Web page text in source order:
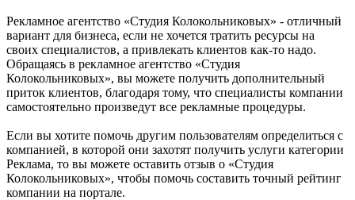
Рекламное агентство «Студия Колокольниковых» - отличный
вариант для бизнеса, если не хочется тратить ресурсы на
своих специалистов, а привлекать клиентов как-то надо.
Обращаясь в рекламное агентство «Студия
Колокольниковых», вы можете получить дополнительный
приток клиентов, благодаря тому, что специалисты компании
самостоятельно произведут все рекламные процедуры.
Если вы хотите помочь другим пользователям определиться с
компанией, в которой они захотят получить услуги категории
Реклама, то вы можете оставить отзыв о «Студия
Колокольниковых», чтобы помочь составить точный рейтинг
компании на портале.